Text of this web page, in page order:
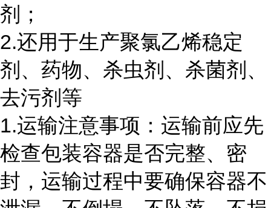
剂；
2.还用于生产聚氯乙烯稳定
剂、药物、杀虫剂、杀菌剂、
去污剂等
1.运输注意事项：运输前应先
检查包装容器是否完整、密
封，运输过程中要确保容器不